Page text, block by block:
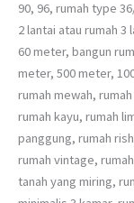
90, 96, rumah type
2 lantai atau rumah 3
60 meter, bangun
meter, 500 meter,
rumah mewah,
rumah kayu, rumah
panggung, rumah
rumah vintage,
tanah yang miring,